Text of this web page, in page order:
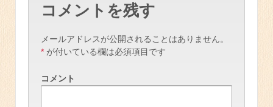
コメントを残す
メールアドレスが公開されることはありません。
* が付いている欄は必須項目です
コメント